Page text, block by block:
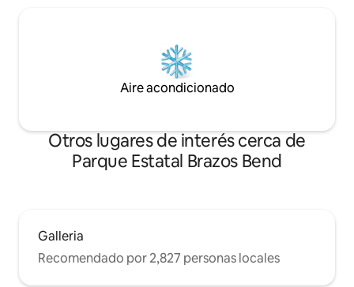
Aire acondicionado
Otros lugares de interés cerca de
Parque Estatal Brazos Bend
Galleria
Recomendado por 2,827 personas locales